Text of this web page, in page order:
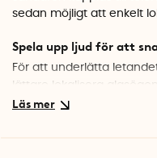
sedan möjligt att enkelt
Spela upp ljud för att
För att underlätta
lättare lokalisera
in notiser när du går ifrån